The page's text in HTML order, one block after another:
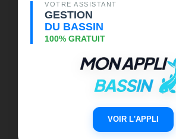
VOTRE ASSISTANT
GESTION
DU BASSIN
100% GRATUIT
VOIR L'APPLI